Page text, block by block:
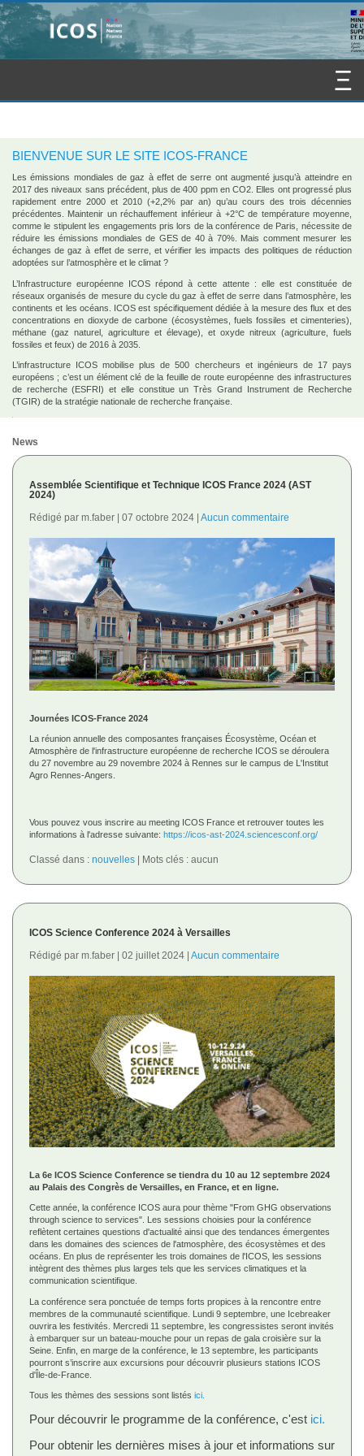
BIENVENUE SUR LE SITE ICOS-FRANCE
Les émissions mondiales de gaz à effet de serre ont augmenté jusqu’à atteindre en
2017 des niveaux sans précédent, plus de 400 ppm en CO2. Elles ont progressé plus
rapidement entre 2000 et 2010 (+2,2% par an) qu’au cours des trois décennies
précédentes. Maintenir un réchauffement inférieur à +2°C de température moyenne,
comme le stipulent les engagements pris lors de la conférence de Paris, nécessite de
réduire les émissions mondiales de GES de 40 à 70%. Mais comment mesurer les
échanges de gaz à effet de serre, et vérifier les impacts des politiques de réduction
adoptées sur l’atmosphère et le climat ?
L’Infrastructure européenne ICOS répond à cette attente : elle est constituée de
réseaux organisés de mesure du cycle du gaz à effet de serre dans l’atmosphère, les
continents et les océans. ICOS est spécifiquement dédiée à la mesure des flux et des
concentrations en dioxyde de carbone (écosystèmes, fuels fossiles et cimenteries),
méthane (gaz naturel, agriculture et élevage), et oxyde nitreux (agriculture, fuels
fossiles et feux) de 2016 à 2035.
L’infrastructure ICOS mobilise plus de 500 chercheurs et ingénieurs de 17 pays
européens ; c’est un élément clé de la feuille de route européenne des infrastructures
de recherche (ESFRI) et elle constitue un Très Grand Instrument de Recherche
(TGIR) de la stratégie nationale de recherche française.
News
Assemblée Scientifique et Technique ICOS France 2024 (AST
2024)
Rédigé par m.faber 07 octobre 2024 Aucun commentaire
Journées ICOS-France 2024
La réunion annuelle des composantes françaises Écosystème, Océan et
Atmosphère de l'infrastructure européenne de recherche ICOS se déroulera
du 27 novembre au 29 novembre 2024 à Rennes sur le campus de L'Institut
Agro Rennes-Angers.
Vous pouvez vous inscrire au meeting ICOS France et retrouver toutes les
informations à l'adresse suivante: https://icos-ast-2024.sciencesconf.org/
Classé dans : nouvelles Mots clés : aucun
ICOS Science Conference 2024 à Versailles
Rédigé par m.faber 02 juillet 2024 Aucun commentaire
La 6e ICOS Science Conference se tiendra du 10 au 12 septembre 2024
au Palais des Congrès de Versailles, en France, et en ligne.
Cette année, la conférence ICOS aura pour thème "From GHG observations
through science to services". Les sessions choisies pour la conférence
reflètent certaines questions d'actualité ainsi que des tendances émergentes
dans les domaines des sciences de l'atmosphère, des écosystèmes et des
océans. En plus de représenter les trois domaines de l'ICOS, les sessions
intègrent des thèmes plus larges tels que les services climatiques et la
communication scientifique.
La conférence sera ponctuée de temps forts propices à la rencontre entre
membres de la communauté scientifique. Lundi 9 septembre, une Icebreaker
ouvrira les festivités. Mercredi 11 septembre, les congressistes seront invités
à embarquer sur un bateau-mouche pour un repas de gala croisière sur la
Seine. Enfin, en marge de la conférence, le 13 septembre, les participants
pourront s’inscrire aux excursions pour découvrir plusieurs stations ICOS
d'Île-de-France.
Tous les thèmes des sessions sont listés ici.
Pour découvrir le programme de la conférence, c'est ici.
Pour obtenir les dernières mises à jour et informations sur